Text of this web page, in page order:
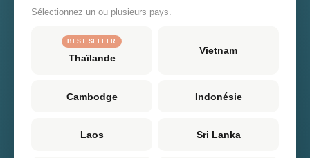
Sélectionnez un ou plusieurs pays.
BEST SELLER
Thaïlande
Vietnam
Cambodge Indonésie
Laos Sri Lanka